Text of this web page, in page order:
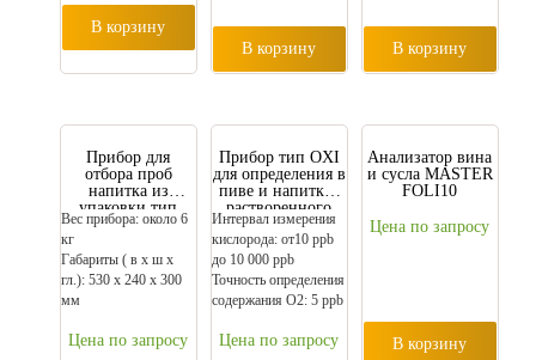
В корзину
В корзину В корзину
Прибор для
отбора проб
напитка из
упаковки тип
SAMPLER- ICSA
Вес прибора: около 6
кг
Габариты ( в х ш х
гл.): 530 x 240 x 300
мм
Цена по запросу
Прибор тип OXI
для определения в
пиве и напитках
растворенного
кислорода
Интервал измерения
кислорода: от10 ppb
до 10 000 ppb
Точность определения
содержания О2: 5 ppb
Цена по запросу
Анализатор вина
и сусла MASTER
FOLI10
Цена по запросу
В корзину